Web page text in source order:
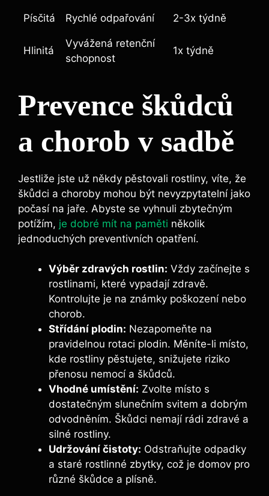
Písčitá Rychlé odpařování 2-3x týdně
Hlinitá
Vyvážená retenční
schopnost
1x týdně
Prevence škůdců
a chorob v sadbě
Jestliže jste už někdy pěstovali rostliny, víte, že
škůdci a choroby mohou být nevyzpytatelní jako
počasí na jaře. Abyste se vyhnuli zbytečným
potížím, je dobré mít na paměti několik
jednoduchých preventivních opatření.
Výběr zdravých rostlin: Vždy začínejte s
rostlinami, které vypadají zdravě.
Kontrolujte je na známky poškození nebo
chorob.
Střídání plodin: Nezapomeňte na
pravidelnou rotaci plodin. Měníte-li místo,
kde rostliny pěstujete, snižujete riziko
přenosu nemocí a škůdců.
Vhodné umístění: Zvolte místo s
dostatečným slunečním svitem a dobrým
odvodněním. Škůdci nemají rádi zdravé a
silné rostliny.
Udržování čistoty: Odstraňujte odpadky
a staré rostlinné zbytky, což je domov pro
různé škůdce a plísně.